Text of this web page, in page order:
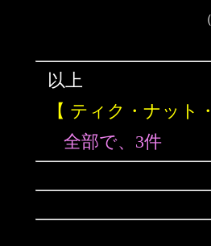
以上
【 ティク・ナット
全部で、3件